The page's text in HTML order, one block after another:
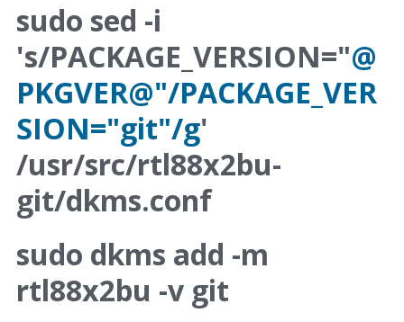
sudo sed -i
's/PACKAGE_VERSION="@
PKGVER@"/PACKAGE_VER
SION="git"/g'
/usr/src/rtl88x2bu-
git/dkms.conf
sudo dkms add -m
rtl88x2bu -v git